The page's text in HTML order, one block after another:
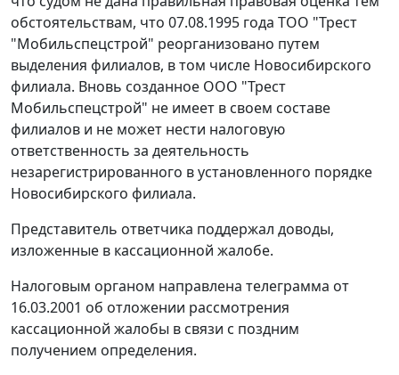
обстоятельствам, что 07.08.1995 года ТОО "Трест
"Мобильспецстрой" реорганизовано путем
выделения филиалов, в том числе Новосибирского
филиала. Вновь созданное ООО "Трест
Мобильспецстрой" не имеет в своем составе
филиалов и не может нести налоговую
ответственность за деятельность
незарегистрированного в установленного порядке
Новосибирского филиала.
Представитель ответчика поддержал доводы,
изложенные в кассационной жалобе.
Налоговым органом направлена телеграмма от
16.03.2001 об отложении рассмотрения
кассационной жалобы в связи с поздним
получением определения.